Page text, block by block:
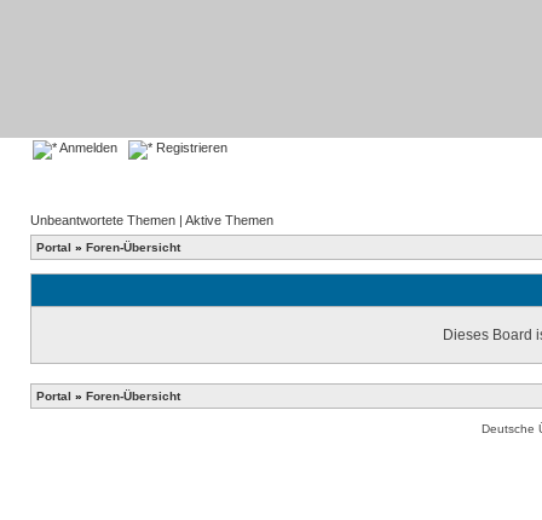
Anmelden Registrieren
Unbeantwortete Themen | Aktive Themen
Portal » Foren-Übersicht
Dieses Board
Portal » Foren-Übersicht
Deutsche